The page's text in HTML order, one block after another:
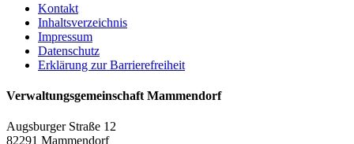
Kontakt
Inhaltsverzeichnis
Impressum
Datenschutz
Erklärung zur Barrierefreiheit
Verwaltungsgemeinschaft Mammendorf
Augsburger Straße 12
82291 Mammendorf